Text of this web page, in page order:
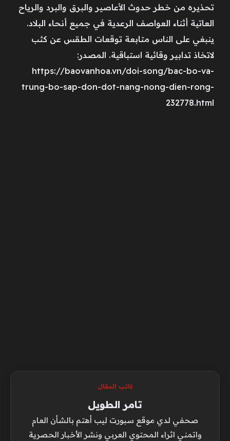
تحذيره من خطر حدوث الأعاصير والبرق والبرد والرياح
العاتية أثناء العواصف الرعدية في جميع أنحاء البلاد.
ينبغي على الناس متابعة توقعات الطقس عن كثب
لاتخاذ تدابير وقائية استباقية. المصدر:
https://baovanhoa.vn/doi-song/bac-bo-va-
trung-bo-sap-don-dot-nang-nong-dien-rong-
232778.html
كاتب المقال
تامر الطويل
صحفي لدي موقع سبورت ليب أهتم بالشأن العام
واتمني اثراء المحتوي العربي ونشر الأخبار الحصرية